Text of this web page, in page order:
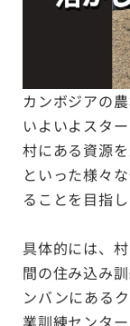
カンボジアの
いよいよスタ
村にある資源
といった様々
ることを目指し
具体的には、
間の住み込み
ンバンにある
業訓練センタ